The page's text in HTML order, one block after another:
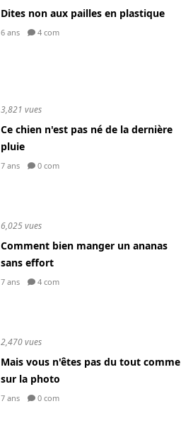
Dites non aux pailles en plastique
6 ans 4 com
3,821 vues
Ce chien n'est pas né de la dernière
pluie
7 ans 0 com
6,025 vues
Comment bien manger un ananas
sans effort
7 ans 4 com
2,470 vues
Mais vous n'êtes pas du tout comme
sur la photo
7 ans 0 com